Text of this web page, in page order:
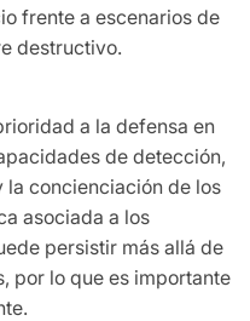
frente a escenarios de
destructivo.
a la defensa en
de detección,
la concienciación de los
asociada a los
persistir más allá de
por lo que es importante